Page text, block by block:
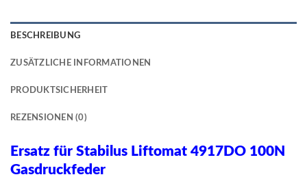
BESCHREIBUNG
ZUSÄTZLICHE INFORMATIONEN
PRODUKTSICHERHEIT
REZENSIONEN (0)
Ersatz für Stabilus Liftomat 4917DO 100N
Gasdruckfeder